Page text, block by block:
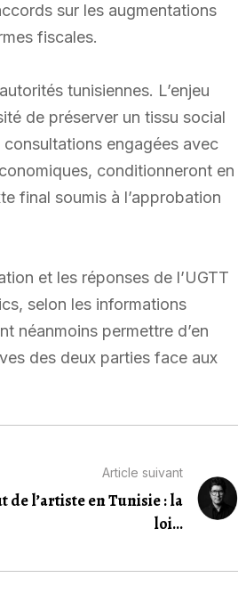
sur les augmentations
fiscales.
tunisiennes. L’enjeu
de préserver un tissu social
engagées avec
conditionneront en
final soumis à l’approbation
et les réponses de l’UGTT
selon les informations
néanmoins permettre d’en
des deux parties face aux
Article suivant
de l’artiste en Tunisie : la
loi...